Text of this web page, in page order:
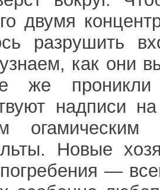
двумя
разрушить
как они
же
надписи
огамическим
Новые
—